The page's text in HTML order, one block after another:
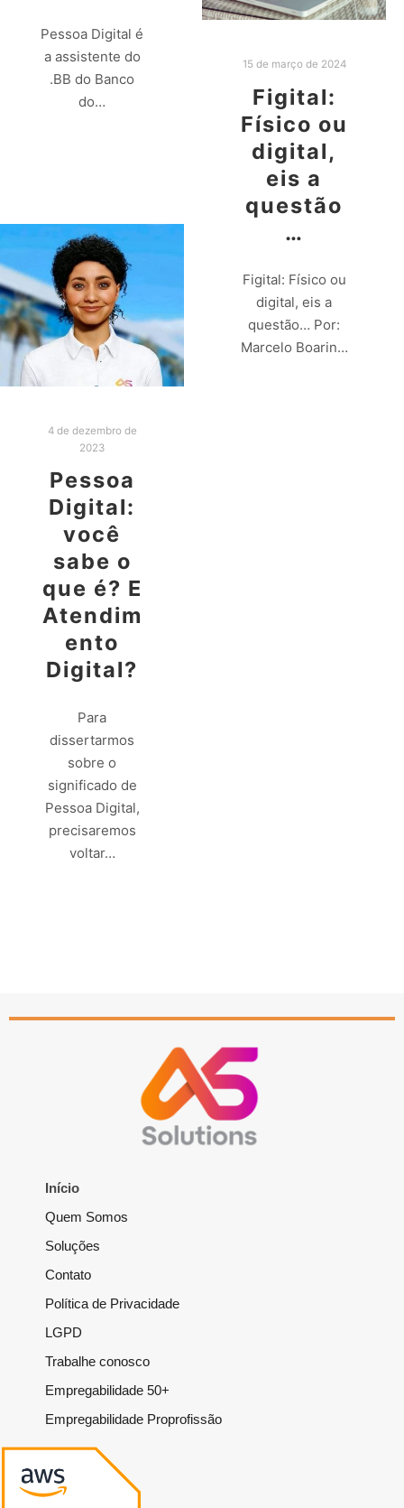
Pessoa Digital é
a assistente do
.BB do Banco
do…
15 de março de 2024
Figital:
Físico ou
digital,
eis a
questão
…
Figital: Físico ou
digital, eis a
questão… Por:
Marcelo Boarin…
4 de dezembro de
2023
Pessoa
Digital:
você
sabe o
que é? E
Atendim
ento
Digital?
Para
dissertarmos
sobre o
significado de
Pessoa Digital,
precisaremos
voltar…
Início
Quem Somos
Soluções
Contato
Política de Privacidade
LGPD
Trabalhe conosco
Empregabilidade 50+
Empregabilidade Proprofissão